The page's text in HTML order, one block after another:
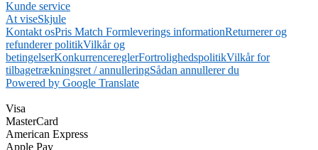
Kunde service
At viseSkjule
Kontakt osPris Match Formleverings informationReturnerer og
refunderer politikVilkår og
betingelserKonkurrencereglerFortrolighedspolitikVilkår for
tilbagetrækningsret / annulleringSådan annullerer du
Powered by Google Translate
Visa
MasterCard
American Express
Apple Pay